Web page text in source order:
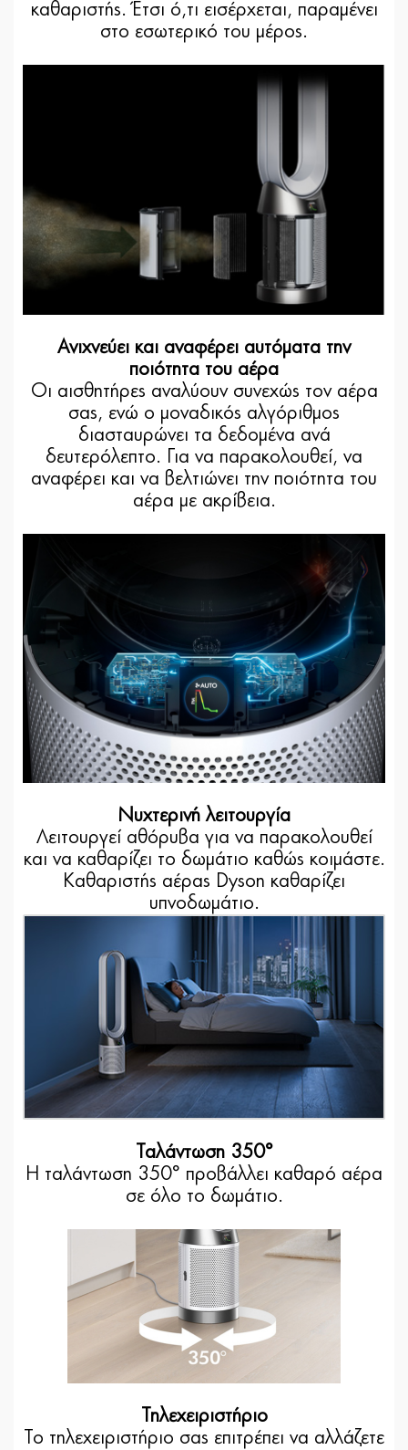
καθαριστής. Έτσι ό,τι εισέρχεται, παραμένει
στο εσωτερικό του μέρος.
Ανιχνεύει και αναφέρει αυτόματα την
ποιότητα του αέρα
Οι αισθητήρες αναλύουν συνεχώς τον αέρα
σας, ενώ ο μοναδικός αλγόριθμος
διασταυρώνει τα δεδομένα ανά
δευτερόλεπτο. Για να παρακολουθεί, να
αναφέρει και να βελτιώνει την ποιότητα του
αέρα με ακρίβεια.
Νυχτερινή λειτουργία
Λειτουργεί αθόρυβα για να παρακολουθεί
και να καθαρίζει το δωμάτιο καθώς κοιμάστε.
Καθαριστής αέρας Dyson καθαρίζει
υπνοδωμάτιο.
Ταλάντωση 350°
Η ταλάντωση 350° προβάλλει καθαρό αέρα
σε όλο το δωμάτιο.
Τηλεχειριστήριο
Το τηλεχειριστήριο σας επιτρέπει να αλλάζετε